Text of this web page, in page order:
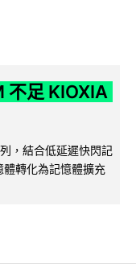
不足 KIOXIA
，結合低延遲快閃記
體轉化為記憶體擴充